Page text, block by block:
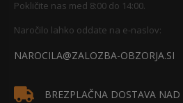
Pokličite nas med 8:00 do 14:00.
Naročilo lahko oddate na e-naslov:
NAROCILA@ZALOZBA-OBZORJA.SI
BREZPLAČNA DOSTAVA NAD